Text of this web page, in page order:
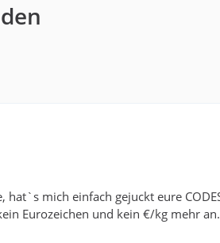
mich einfach gejuckt eure
Eurozeichen und kein €/kg mehr an.